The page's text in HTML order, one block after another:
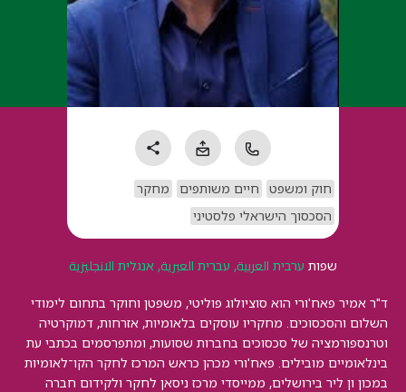
ד"ר אמיר פאח'ורי הוא סוציולוג פוליטי, משפטן וחוקר בתחום לימודי
השלום והסכסוכים. מחקריו עוסקים בלאומיות, אזרחות, דמוקרטיה
וטרנספורמציה של סכסוכים בחברות שסועות, ומתפרסמים בכתבי עת
בינלאומיים מובילים. פאח'ורי מכהן כראש המרכז לחקר הקו־לאומיות
במכון ון ליר בירושלים, ממייסדי מרכז ניסאן לחקר ולקידום חברה
חוק ומשפט חיים משותפים
מחקר
הסכסוך הישראלי פלסטיני
שפות ערבית العربية, עברית العبرية, אנגלית الانجليزية